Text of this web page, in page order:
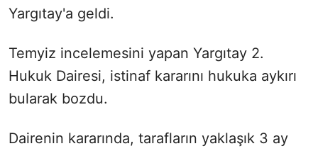
Yargıtay'a geldi.
Temyiz incelemesini yapan Yargıtay 2.
Hukuk Dairesi, istinaf kararını hukuka aykırı
bularak bozdu.
Dairenin kararında, tarafların yaklaşık 3 ay